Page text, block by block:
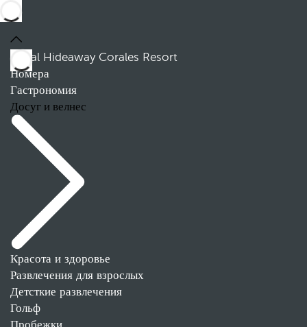
Royal Hideaway Corales Resort
Номера
Гастрономия
Досуг и велнес
Красота и здоровье
Развлечения для взрослых
Детсткие развлечения
Гольф
Пробежки